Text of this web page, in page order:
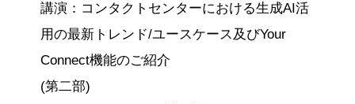
講演：コンタクトセンターにおける生成AI活
用の最新トレンド/ユースケース及びYour
Connect機能のご紹介
(第二部)